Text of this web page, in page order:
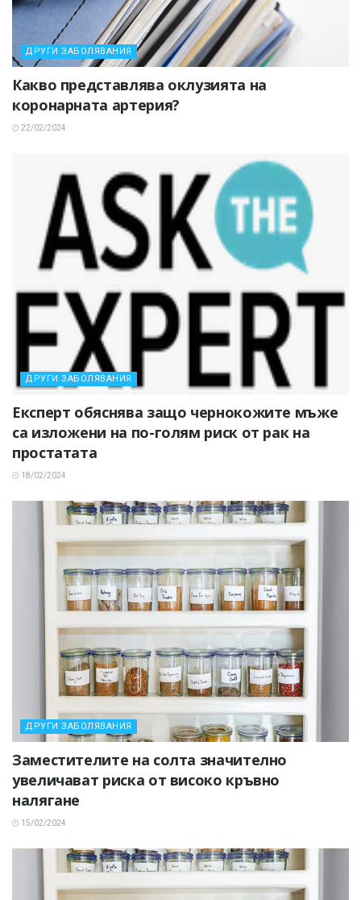
ДРУГИ ЗАБОЛЯВАНИЯ
Какво представлява оклузията на
коронарната артерия?
22/02/2024
ДРУГИ ЗАБОЛЯВАНИЯ
Експерт обяснява защо чернокожите мъже
са изложени на по-голям риск от рак на
простатата
18/02/2024
ДРУГИ ЗАБОЛЯВАНИЯ
Заместителите на солта значително
увеличават риска от високо кръвно
налягане
15/02/2024